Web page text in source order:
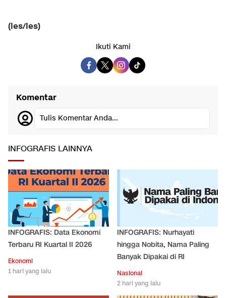
(les/les)
Ikuti Kami
Komentar
Tulis Komentar Anda...
INFOGRAFIS LAINNYA
INFOGRAFIS: Data Ekonomi
Terbaru RI Kuartal II 2026
Ekonomi
1 hari yang lalu
INFOGRAFIS: Nurhayati
hingga Nobita, Nama Paling
Banyak Dipakai di RI
Nasional
2 hari yang lalu